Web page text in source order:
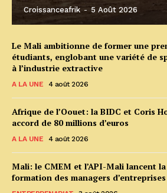
Croissanceafrik - 5 Août 2026
Le Mali ambitionne de former une
étudiants, englobant une variété de
à l’industrie extractive
A LA UNE 4 août 2026
Afrique de l’Oouet: la BIDC et Coris
accord de 80 millions d’euros
A LA UNE 4 août 2026
Mali: le CMEM et l’API-Mali lancent
formation des managers